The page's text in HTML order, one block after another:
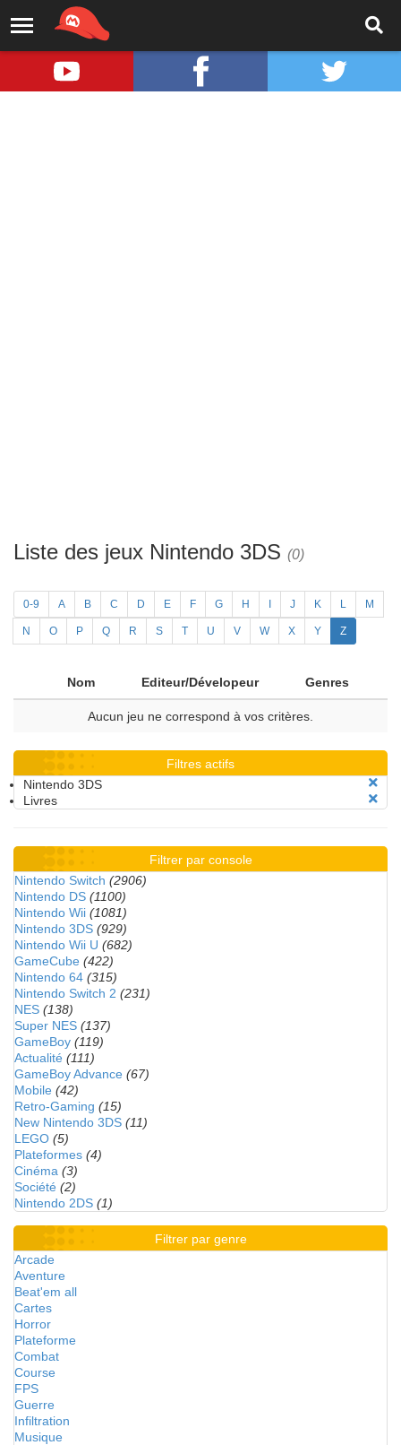
Liste des jeux Nintendo 3DS (0)
0-9 A B C D E F G H J K L M
N O P Q R S T U V W X Y Z
Nom Editeur/Dévelopeur Genres
Aucun jeu ne correspond à vos critères.
Filtres actifs
Nintendo 3DS
Livres
Filtrer par console
Nintendo Switch (2906)
Nintendo DS (1100)
Nintendo Wii (1081)
Nintendo 3DS (929)
Nintendo Wii U (682)
GameCube (422)
Nintendo 64 (315)
Nintendo Switch 2 (231)
NES (138)
Super NES (137)
GameBoy (119)
Actualité (111)
GameBoy Advance (67)
Mobile (42)
Retro-Gaming (15)
New Nintendo 3DS (11)
LEGO (5)
Plateformes (4)
Cinéma (3)
Société (2)
Nintendo 2DS (1)
Filtrer par genre
Arcade
Aventure
Beat'em all
Cartes
Horror
Plateforme
Combat
Course
FPS
Guerre
Infiltration
Musique